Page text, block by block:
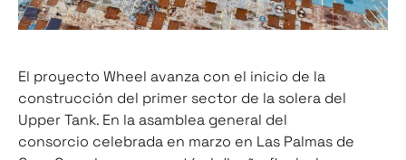
El proyecto Wheel avanza con el inicio de la
construcción del primer sector de la solera del
Upper Tank. En la asamblea general del
consorcio celebrada en marzo en Las Palmas de